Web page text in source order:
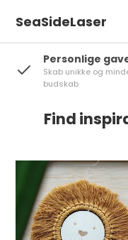
SeaSideLaser
Peronlige
Vi producerer først
designet
Find